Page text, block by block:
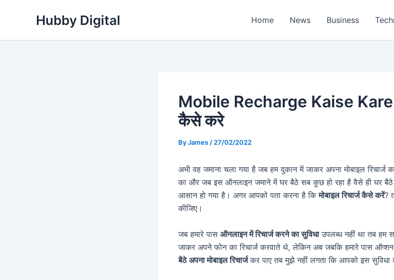
Hubby Digital Home News Business
Mobile Recharge Kaise Kare |
कैसे करे
ByJames / 27/02/2022
अभी वह जमाना चला गया है जब हम दुकान में जाकर अपना मोबाइल
का और जब इस ऑनलाइन जमाने में घर बैठे सब कुछ हो रहा है वैसे ही घर बैठे
आसान हो गया है। अगर आपको पता करना है किमोबाइल रिचार्ज कैसे करें?
कीजिए।
जब हमारे पास ऑनलाइन में रिचार्ज करने का सुविधाउपलब्ध नहीं था तब हम
जाकर अपने फोन का रिचार्ज करवाते थे, लेकिन अब जबकि हमारे पास
बैठे अपना मोबाइल रिचार्जकर पाए तब मुझे नहीं लगता कि आपको इस सुविधा